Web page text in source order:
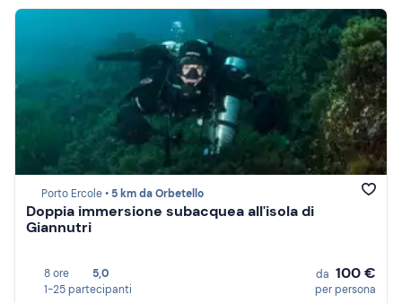
Porto Ercole • 5 km da Orbetello
Doppia immersione subacquea all'isola di
Giannutri
8 ore
5,0
1-25 partecipanti
da 100 €
per persona